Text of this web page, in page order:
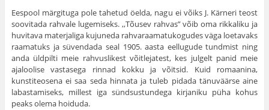
Eespool märgituga pole tahetud öelda, nagu ei võiks J. Kärneri teost
soovitada rahvale lugemiseks. ,,Tõusev rahvas” võib oma rik­kaliku ja
huvitava materjaliga kujuneda rahvaraamatukogudes väga loetavaks
raamatuks ja süvendada seal 1905. aasta eellugude tund­mist ning
anda üldpilti meie rahvuslikest võitlejatest, kes julgelt panid meie
ajaloolise vastasega rinnad kokku ja võitsid. Kuid romaanina,
kunstiteosena ei saa seda hinnata ja tuleb pidada tänu­väärse aine
labastamiseks, millest iga sündsustundega kirjaniku püha kohus
peaks olema hoiduda.